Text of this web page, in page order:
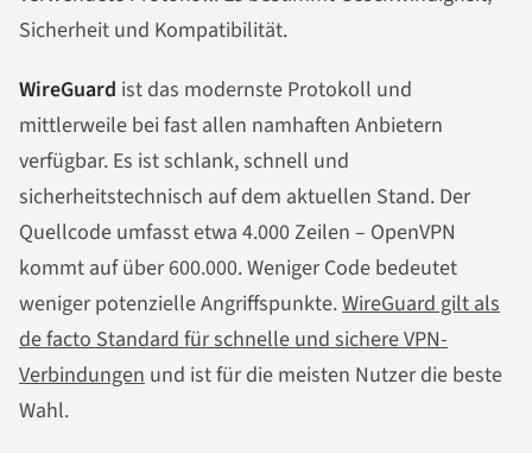
Sicherheit und Kompatibilität.
WireGuard ist das modernste Protokoll und
mittlerweile bei fast allen namhaften Anbietern
verfügbar. Es ist schlank, schnell und
sicherheitstechnisch auf dem aktuellen Stand. Der
Quellcode umfasst etwa 4.000 Zeilen – OpenVPN
kommt auf über 600.000. Weniger Code bedeutet
weniger potenzielle Angriffspunkte.WireGuard gilt als
de facto Standard für schnelle und sichere VPN-
Verbindungen und ist für die meisten Nutzer die beste
Wahl.